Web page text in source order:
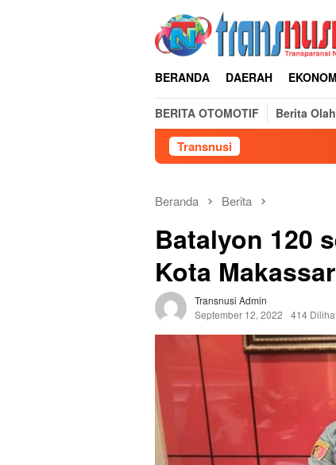
BERANDA DAERAH
BERITA OTOMOTIF Berita
Transnusi
Beranda Berita
Batalyon 120
Kota Makassar
Transnusi Admin
September 12, 2022
414